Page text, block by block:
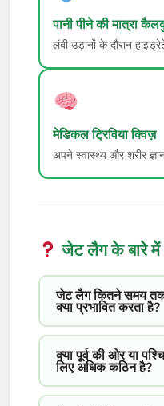
पानी पीने की मात्रा
लंबी उड़ानों के दौरान
मेडिकल ट्रिविया क्विज़
अपने स्वास्थ्य और शरीर
जेट लैग के बारे में
जेट लैग कितने समय तक
क्या प्रभावित करता है?
क्या पूर्व की ओर या
लिए अधिक कठिन है?